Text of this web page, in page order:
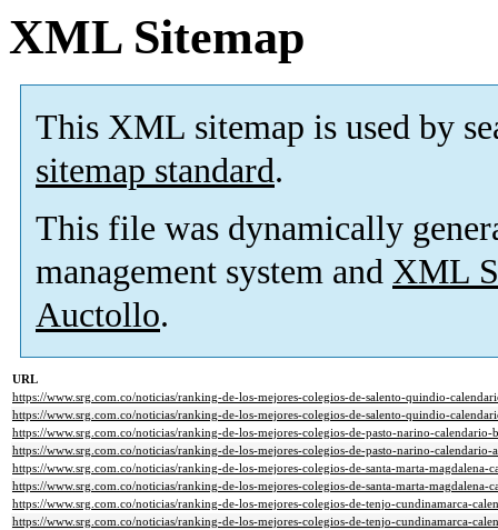
XML Sitemap
This XML sitemap is used by
sitemap standard.
This file was dynamically
management system and XML
Auctollo.
URL
https://www.srg.com.co/noticias/ranking-de-los-mejores-colegios-de-salento-quindio-
https://www.srg.com.co/noticias/ranking-de-los-mejores-colegios-de-salento-quindio-
https://www.srg.com.co/noticias/ranking-de-los-mejores-colegios-de-pasto-narino-
https://www.srg.com.co/noticias/ranking-de-los-mejores-colegios-de-pasto-narino-calendario-
https://www.srg.com.co/noticias/ranking-de-los-mejores-colegios-de-santa-marta-magdalena-
https://www.srg.com.co/noticias/ranking-de-los-mejores-colegios-de-santa-marta-magdalena-
https://www.srg.com.co/noticias/ranking-de-los-mejores-colegios-de-tenjo-cundinamarca-
https://www.srg.com.co/noticias/ranking-de-los-mejores-colegios-de-tenjo-cundinamarca-